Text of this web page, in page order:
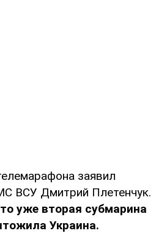
заявил
ВСУ Дмитрий Плетенчук.
уже вторая субмарина
Украина.